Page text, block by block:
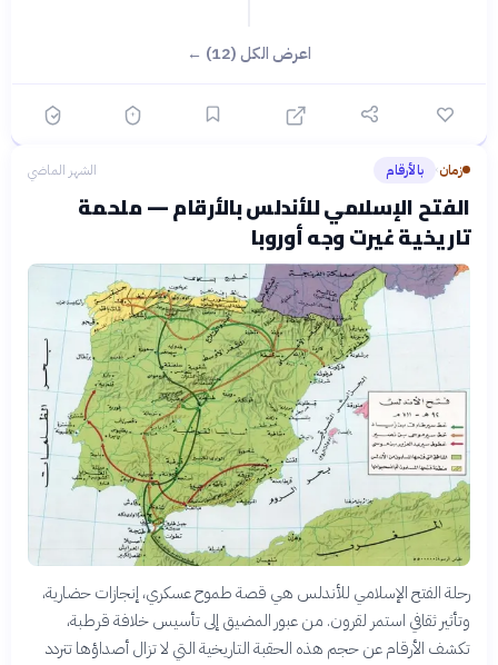
اعرض الكل (12) ←
زمان› بالأرقام الشهر الماضي
الفتح الإسلامي للأندلس بالأرقام — ملحمة
تاريخية غيرت وجه أوروبا
رحلة الفتح الإسلامي للأندلس هي قصة طموح عسكري، إنجازات حضارية،
وتأثير ثقافي استمر لقرون. من عبور المضيق إلى تأسيس خلافة قرطبة،
تكشف الأرقام عن حجم هذه الحقبة التاريخية التي لا تزال أصداؤها تتردد